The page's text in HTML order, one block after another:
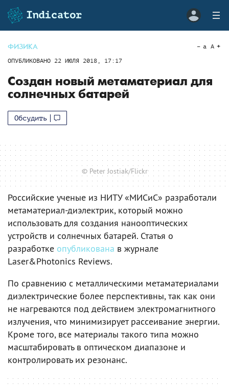
ФИЗИКА
ОПУБЛИКОВАНО 22 ИЮЛЯ 2018, 17:17
a A
Создан новый метаматериал для
солнечных батарей
Обсудить
© Peter Jostiak/Flickr
Российские ученые из НИТУ «МИСиС» разработали
метаматериал-диэлектрик, который можно
использовать для создания нанооптических
устройств и солнечных батарей. Статья о
разработке опубликована в журнале
Laser&Photonics Reviews.
По сравнению с металлическими метаматериалами
диэлектрические более перспективны, так как они
не нагреваются под действием электромагнитного
излучения, что минимизирует рассеивание энергии.
Кроме того, все материалы такого типа можно
масштабировать в оптическом диапазоне и
контролировать их резонанс.